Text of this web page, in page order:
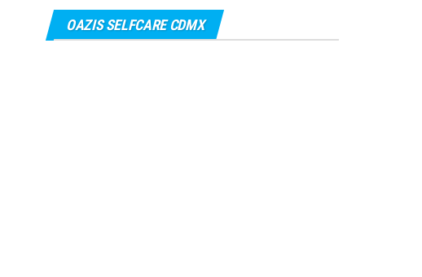
OAZIS SELFCARE CDMX